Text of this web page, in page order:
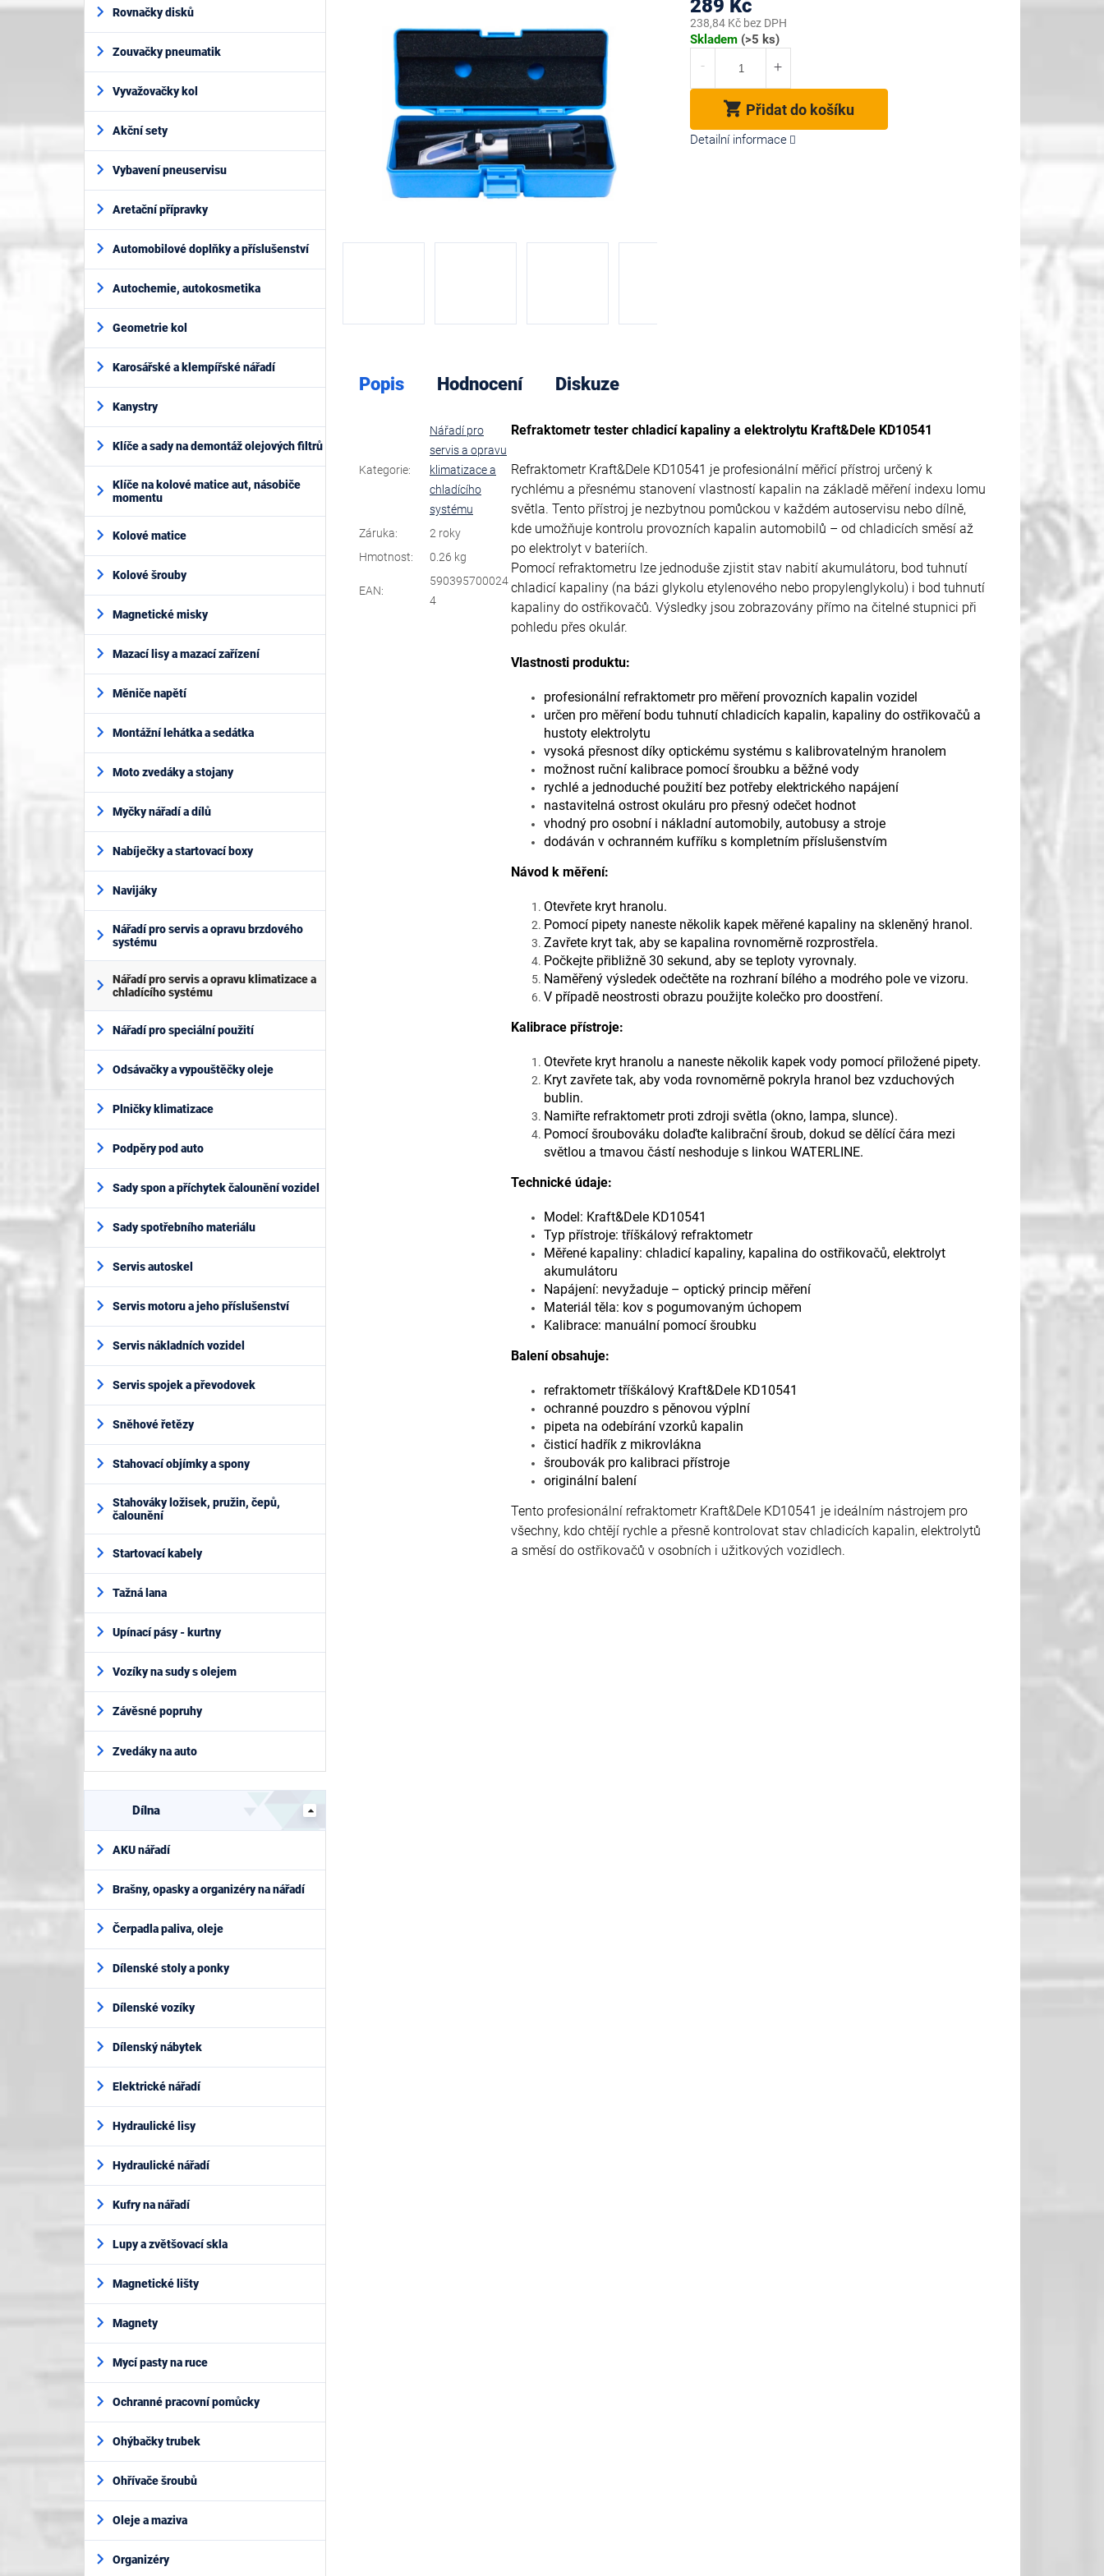
í
e
Rovnačky disků
Zouvačky pneumatik
Vyvažovačky kol
Akční sety
Vybavení pneuservisu
Aretační přípravky
Automobilové doplňky a příslušenství
Autochemie, autokosmetika
Geometrie kol
Karosářské a klempířské nářadí
Kanystry
Klíče a sady na demontáž olejových filtrů
Klíče na kolové matice aut, násobiče
momentu
Kolové matice
Kolové šrouby
Magnetické misky
Mazací lisy a mazací zařízení
Měniče napětí
Montážní lehátka a sedátka
Moto zvedáky a stojany
Myčky nářadí a dílů
Nabíječky a startovací boxy
Navijáky
Nářadí pro servis a opravu brzdového
systému
Nářadí pro servis a opravu klimatizace a
chladícího systému
Nářadí pro speciální použití
Odsávačky a vypouštěčky oleje
Plničky klimatizace
Podpěry pod auto
Sady spon a příchytek čalounění vozidel
Sady spotřebního materiálu
Servis autoskel
Servis motoru a jeho příslušenství
Servis nákladních vozidel
Servis spojek a převodovek
Sněhové řetězy
Stahovací objímky a spony
Stahováky ložisek, pružin, čepů,
čalounění
Startovací kabely
Tažná lana
Upínací pásy - kurtny
Vozíky na sudy s olejem
Závěsné popruhy
Zvedáky na auto
Dílna
AKU nářadí
Brašny, opasky a organizéry na nářadí
Čerpadla paliva, oleje
Dílenské stoly a ponky
Dílenské vozíky
Dílenský nábytek
Elektrické nářadí
Hydraulické lisy
Hydraulické nářadí
Kufry na nářadí
Lupy a zvětšovací skla
Magnetické lišty
Magnety
Mycí pasty na ruce
Ochranné pracovní pomůcky
Ohýbačky trubek
Ohřívače šroubů
Oleje a maziva
Organizéry
hvězdiček.
289 Kč
238,84 Kč bez DPH
Měrná
Skladem (>5 ks)
Přidat do košíku
Detailní informace
Popis Hodnocení Diskuze
Refraktometr tester chladicí kapaliny a elektrolytu Kraft&Dele KD10541
Refraktometr Kraft&Dele KD10541 je profesionální měřicí přístroj určený k
rychlému a přesnému stanovení vlastností kapalin na základě měření indexu lomu
světla. Tento přístroj je nezbytnou pomůckou v každém autoservisu nebo dílně,
kde umožňuje kontrolu provozních kapalin automobilů – od chladicích směsí až
po elektrolyt v bateriích.
Pomocí refraktometru lze jednoduše zjistit stav nabití akumulátoru, bod tuhnutí
chladicí kapaliny (na bázi glykolu etylenového nebo propylenglykolu) i bod tuhnutí
kapaliny do ostřikovačů. Výsledky jsou zobrazovány přímo na čitelné stupnici při
pohledu přes okulár.
Vlastnosti produktu:
profesionální refraktometr pro měření provozních kapalin vozidel
určen pro měření bodu tuhnutí chladicích kapalin, kapaliny do ostřikovačů a
hustoty elektrolytu
vysoká přesnost díky optickému systému s kalibrovatelným hranolem
možnost ruční kalibrace pomocí šroubku a běžné vody
rychlé a jednoduché použití bez potřeby elektrického napájení
nastavitelná ostrost okuláru pro přesný odečet hodnot
vhodný pro osobní i nákladní automobily, autobusy a stroje
dodáván v ochranném kufříku s kompletním příslušenstvím
Návod k měření:
Otevřete kryt hranolu.
Pomocí pipety naneste několik kapek měřené kapaliny na skleněný hranol.
Zavřete kryt tak, aby se kapalina rovnoměrně rozprostřela.
Počkejte přibližně 30 sekund, aby se teploty vyrovnaly.
Naměřený výsledek odečtěte na rozhraní bílého a modrého pole ve vizoru.
V případě neostrosti obrazu použijte kolečko pro doostření.
Kalibrace přístroje:
Otevřete kryt hranolu a naneste několik kapek vody pomocí přiložené pipety.
Kryt zavřete tak, aby voda rovnoměrně pokryla hranol bez vzduchových
bublin.
Namiřte refraktometr proti zdroji světla (okno, lampa, slunce).
Pomocí šroubováku dolaďte kalibrační šroub, dokud se dělící čára mezi
světlou a tmavou částí neshoduje s linkou WATERLINE.
Technické údaje:
Model: Kraft&Dele KD10541
Typ přístroje: tříškálový refraktometr
Měřené kapaliny: chladicí kapaliny, kapalina do ostřikovačů, elektrolyt
akumulátoru
Napájení: nevyžaduje – optický princip měření
Materiál těla: kov s pogumovaným úchopem
Kalibrace: manuální pomocí šroubku
Balení obsahuje:
refraktometr tříškálový Kraft&Dele KD10541
ochranné pouzdro s pěnovou výplní
pipeta na odebírání vzorků kapalin
čisticí hadřík z mikrovlákna
šroubovák pro kalibraci přístroje
originální balení
Tento profesionální refraktometr Kraft&Dele KD10541 je ideálním nástrojem pro
všechny, kdo chtějí rychle a přesně kontrolovat stav chladicích kapalin, elektrolytů
a směsí do ostřikovačů v osobních i užitkových vozidlech.
Kategorie:
Nářadí pro
servis a opravu
klimatizace a
chladícího
systému
Záruka:
2 roky
Hmotnost: 0.26 kg
EAN:
590395700024
4